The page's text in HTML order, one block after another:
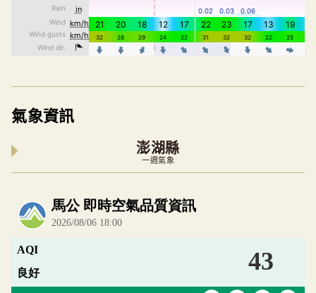
氣象資訊
澎湖縣
一週氣象
內嵌空氣品質小工具為視覺預覽，完整即時空